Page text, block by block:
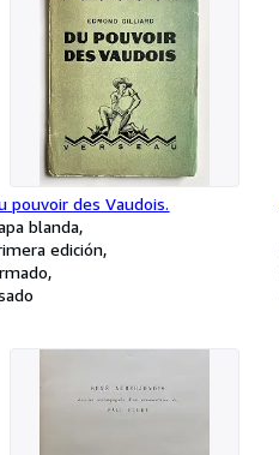
pouvoir des Vaudois.
blanda
edición